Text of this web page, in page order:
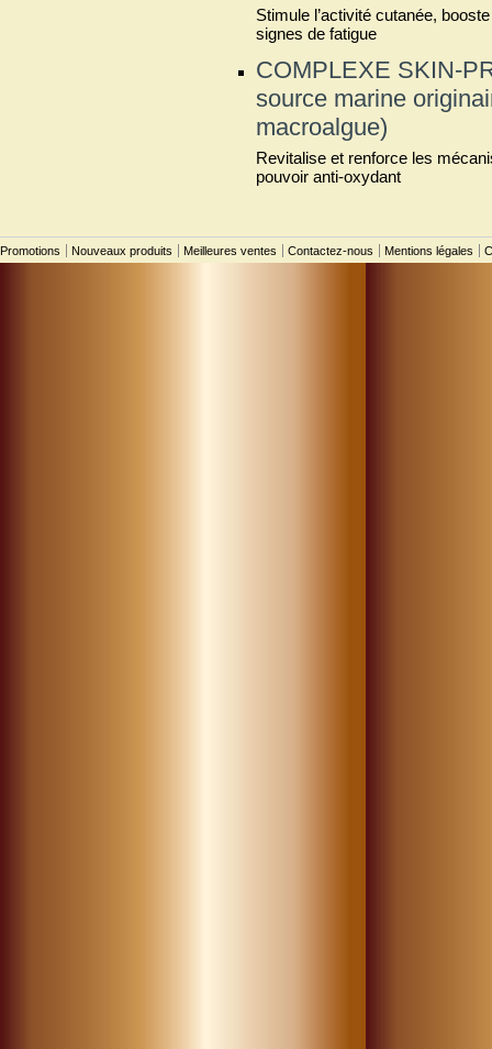
Stimule l’activité cutanée,
signes de fatigue
COMPLEXE SKIN-
source marine
macroalgue)
Revitalise et renforce les
pouvoir anti-oxydant
Promotions Nouveaux produits Meilleures ventes Contactez-nous Mentions légales